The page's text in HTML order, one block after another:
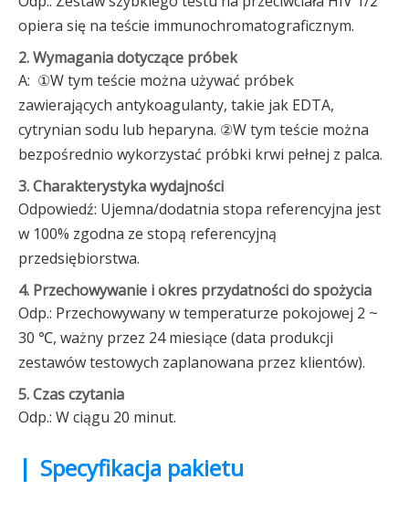
opiera się na teście immunochromatograficznym.
2. Wymagania dotyczące próbek
A: ①W tym teście można używać próbek
zawierających antykoagulanty, takie jak EDTA,
cytrynian sodu lub heparyna. ②W tym teście można
bezpośrednio wykorzystać próbki krwi pełnej z palca.
3. Charakterystyka wydajności
Odpowiedź: Ujemna/dodatnia stopa referencyjna jest
w 100% zgodna ze stopą referencyjną
przedsiębiorstwa.
4. Przechowywanie i okres przydatności do spożycia
Odp.: Przechowywany w temperaturze pokojowej 2 ~
30 ℃, ważny przez 24 miesiące (data produkcji
zestawów testowych zaplanowana przez klientów).
5. Czas czytania
Odp.: W ciągu 20 minut.
| Specyfikacja pakietu